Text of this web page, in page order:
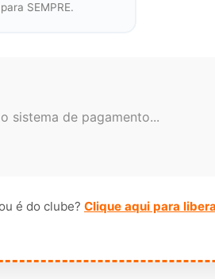
para SEMPRE.
sistema de pagamento...
é do clube? Clique aqui para